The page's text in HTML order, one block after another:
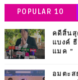
POPULAR 10
คดีสิ้น
แบงค์
แมค ”
อมตะส